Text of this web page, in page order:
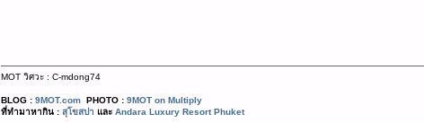
MOT วิศวะ : C-mdong74
BLOG : 9MOT.comPHOTO : 9MOT on Multiply
ที่ทำมาหากิน : สุโขสปา และ Andara Luxury Resort Phuket